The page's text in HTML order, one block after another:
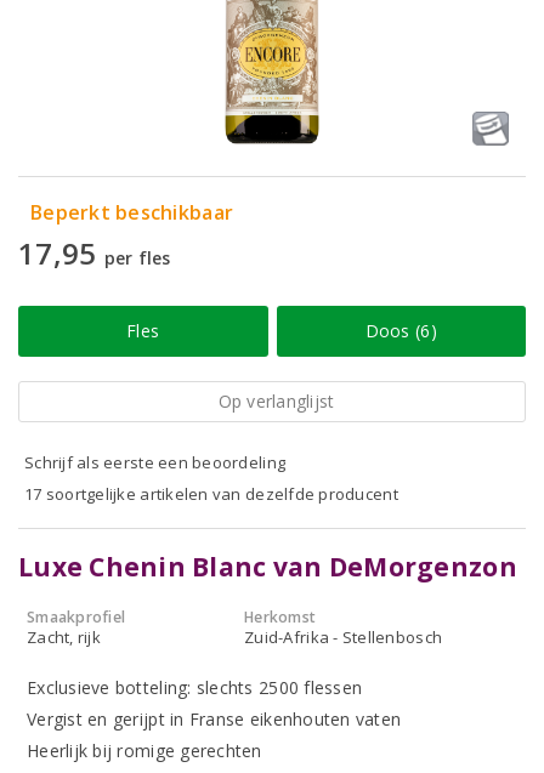
Beperkt beschikbaar
17,95 per fles
Fles Doos (6)
Op verlanglijst
Schrijf als eerste een beoordeling
17 soortgelijke artikelen van dezelfde producent
Luxe Chenin Blanc van DeMorgenzon
Smaakprofiel
Zacht, rijk
Herkomst
Zuid-Afrika - Stellenbosch
Exclusieve botteling: slechts 2500 flessen
Vergist en gerijpt in Franse eikenhouten vaten
Heerlijk bij romige gerechten